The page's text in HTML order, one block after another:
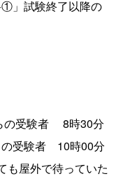
」試験終了以降の
の受験者 8時30分
10時00分
も屋外で待っていた